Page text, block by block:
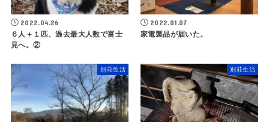
2022.04.26
６人＋１匹、過去最大人数で富士
見へ。②
2022.01.07
家電製品が届いた。
別荘生活 別荘生活